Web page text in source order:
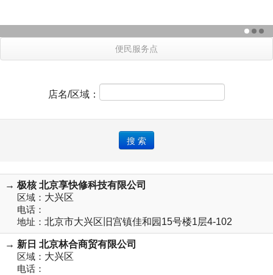
便民服务点
店名/区域：
→ 极核 北京享快修科技有限公司
区域： 大兴区
电话：
地址： 北京市大兴区旧宫镇佳和园15号楼1层4-102
→ 新日 北京林合商贸有限公司
区域： 大兴区
电话：